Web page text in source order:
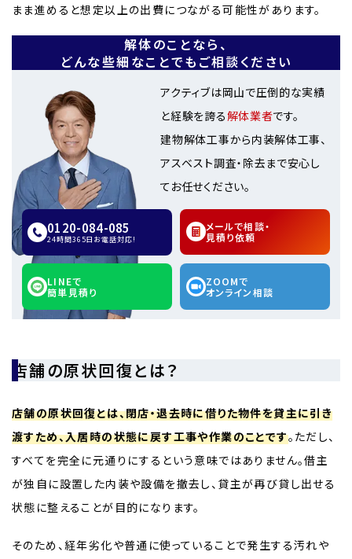
まま進めると想定以上の出費につながる可能性があります。
解体のことなら、
どんな些細なことでもご相談ください
アクティブは岡山で圧倒的な実績
と経験を誇る解体業者です。
建物解体工事から内装解体工事、
アスベスト調査・除去まで安心し
てお任せください。
0120-084-085
24時間365日お電話対応!
メールで相談・
見積り依頼
LINEで
簡単見積り
ZOOMで
オンライン相談
店舗の原状回復とは？
店舗の原状回復とは、閉店・退去時に借りた物件を貸主に引き
渡すため、入居時の状態に戻す工事や作業のことです。ただし、
すべてを完全に元通りにするという意味ではありません。借主
が独自に設置した内装や設備を撤去し、貸主が再び貸し出せる
状態に整えることが目的になります。
そのため、経年劣化や普通に使っていることで発生する汚れや